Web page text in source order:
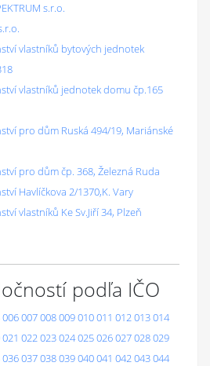
s.r.o.
vlastníků bytových jednotek
vlastníků jednotek domu čp.165
pro dům Ruská 494/19, Mariánské
pro dům čp. 368, Železná Ruda
Havlíčkova 2/1370,K. Vary
vlastníků Ke Sv.Jiří 34, Plzeň
podľa IČO
006007008009010011 012013014
021 022023024025026027028029
036037038039040041 042043044